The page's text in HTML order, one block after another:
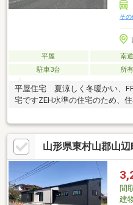
そ
平屋 南
駐車3台
所
平屋住宅 夏涼しく冬暖かい、
宅ですZEH水準の住宅のため、
山形県東村山郡山
間
建